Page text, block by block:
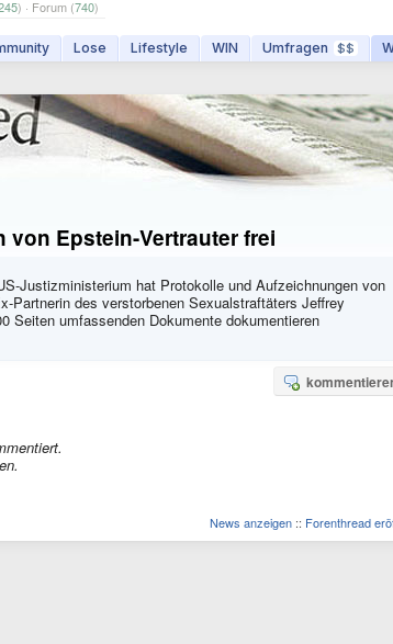
) · Forum (740)
Lose Lifestyle WIN Umfragen $$
Epstein-Vertrauter frei
Justizministerium hat Protokolle und Aufzeichnungen von
Partnerin des verstorbenen Sexualstraftäters Jeffrey
Seiten umfassenden Dokumente dokumentieren
News anzeigen :: Forenthread